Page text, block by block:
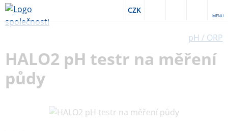
CZK
MENU
pH / ORP
HALO2 pH testr na měření
půdy